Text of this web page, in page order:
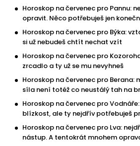
Horoskop na červenec pro Pannu:
opravit. Něco potřebuješ jen
Horoskop na červenec pro Býka:
si už nebudeš chtít nechat vzít
Horoskop na červenec pro
zrcadlo a ty už se mu nevyhneš
Horoskop na červenec pro Berana:
síla není totéž co neustálý tah na
Horoskop na červenec pro
blízkost, ale ty nejdřív potřebuješ
Horoskop na červenec pro Lva:
nástup. A tentokrát mnohem